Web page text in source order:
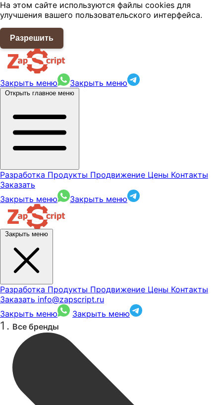
На этом сайте используются файлы cookies для
улучшения вашего пользовательского интерфейса.
Разрешить
Закрыть меню Закрыть меню
Открыть главное меню
Разработка Продукты Продвижение Цены Контакты
Заказать
Закрыть меню
Закрыть меню
Закрыть меню
Разработка Продукты Продвижение Цены Контакты
Заказать info@zapscript.ru
Закрыть меню
Закрыть меню
Все бренды